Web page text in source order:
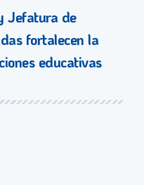
Jefatura de
fortalecen la
educativas